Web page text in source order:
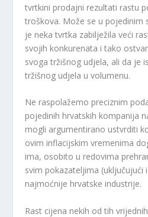
tvrtkini prodajni rezultati rastu
troškova. Može se u pojedinim
je neka tvrtka zabilježila veći
svojih konkurenata i tako
svoga tržišnog udjela, ali da je
tržišnog udjela u volumenu.
Ne raspolažemo preciznim
pojedinih hrvatskih kompanija
mogli argumentirano ustvrditi
ovim inflacijskim vremenima
ima, osobito u redovima
svim pokazateljima (uključujući
najmoćnije hrvatske industrije.
Rast cijena nekih od tih